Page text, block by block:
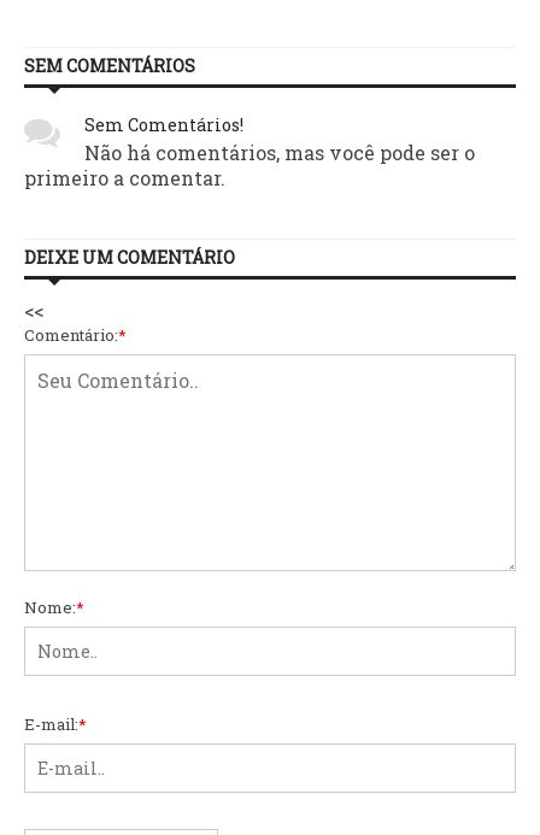
SEM COMENTÁRIOS
Sem Comentários!
Não há comentários, mas você pode ser o
primeiro a comentar.
DEIXE UM COMENTÁRIO
<<
Comentário:*
Nome:*
E-mail:*